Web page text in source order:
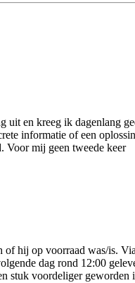
kreeg ik dagenlang
informatie of een
Voor mij geen tweede keer
hij op voorraad was/is.
dag rond 12:00
voordeliger